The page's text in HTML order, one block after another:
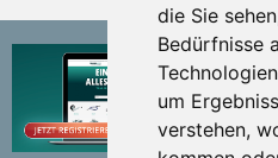
die Sie
Bedürfnisse
um
verstehen,